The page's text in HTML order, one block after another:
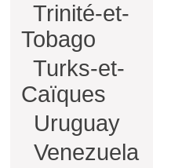
Trinité-et-
Tobago
Turks-et-
Caïques
Uruguay
Venezuela